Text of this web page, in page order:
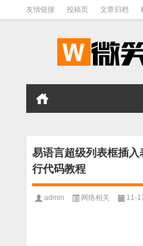
友情链接 投稿页 文章归档
易语言超级列表框插
行代码教程
admin 网络相关 11-